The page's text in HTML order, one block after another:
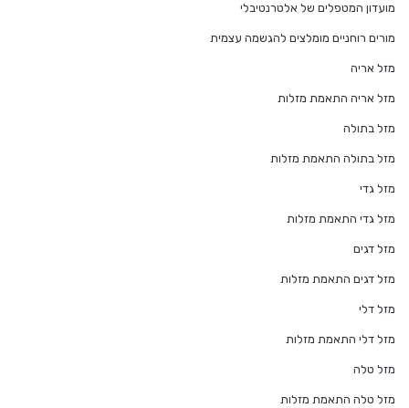
מועדון המטפלים של אלטרנטיבלי
מורים רוחניים מומלצים להגשמה עצמית
מזל אריה
מזל אריה התאמת מזלות
מזל בתולה
מזל בתולה התאמת מזלות
מזל גדי
מזל גדי התאמת מזלות
מזל דגים
מזל דגים התאמת מזלות
מזל דלי
מזל דלי התאמת מזלות
מזל טלה
מזל טלה התאמת מזלות